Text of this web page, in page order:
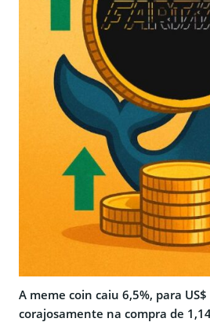
A meme coin caiu 6,5%, para
corajosamente na compra de